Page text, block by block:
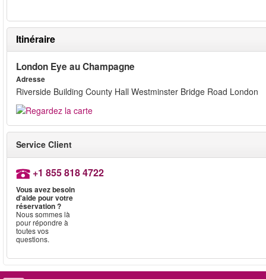
Itinéraire
London Eye au Champagne
Adresse
Riverside Building County Hall Westminster Bridge Road London
Service Client
+1 855 818 4722
Vous avez besoin
d'aide pour votre
réservation ?
Nous sommes là
pour répondre à
toutes vos
questions.